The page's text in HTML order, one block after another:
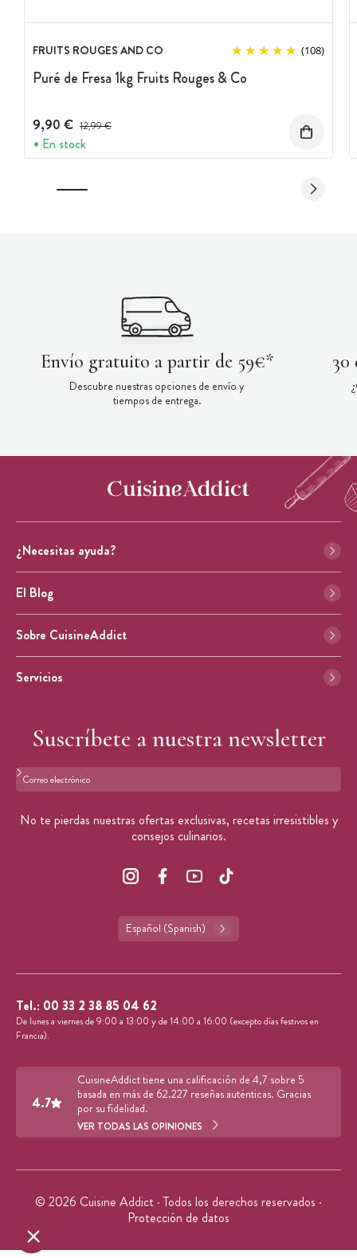
FRUITS ROUGES AND CO (108)
Puré de Fresa 1kg Fruits Rouges & Co
9,90 € Precio antes del descuento
12,99 €
En stock
Envío gratuito a partir de 59€*
Descubre nuestras opciones de envío y
tiempos de entrega.
30
¿Necesitas ayuda?
El Blog
Sobre CuisineAddict
Servicios
Suscríbete a nuestra newsletter
Formato: dirección@email.com
No te pierdas nuestras ofertas exclusivas, recetas irresistibles y
consejos culinarios.
Español (Spanish)
Tel.: 00 33 2 38 85 04 62
De lunes a viernes de 9:00 a 13:00 y de 14:00 a 16:00 (excepto días festivos en
Francia).
4.7
CuisineAddict tiene una calificación de 4,7 sobre 5
basada en más de 62.227 reseñas auténticas. Gracias
por su fidelidad.
VER TODAS LAS OPINIONES
© 2026 Cuisine Addict · Todos los derechos reservados ·
Protección de datos